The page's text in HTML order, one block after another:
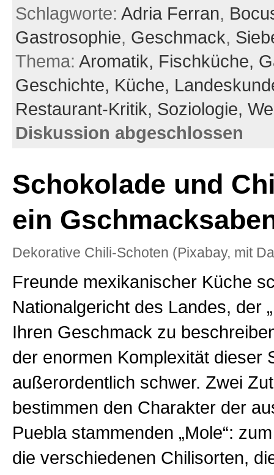
Schlagworte: Adria Ferran,
Gastrosophie, Geschmack,
Thema: Aromatik, Fischküche,
Geschichte, Küche,
Restaurant-Kritik, Soziologie,
Diskussion abgeschlossen
Schokolade und
ein
Dekorative Chili-Schoten (Pixabay, mit
Freunde mexikanischer Küche
Nationalgericht des Landes, der
Ihren Geschmack zu
der enormen Komplexität dieser
außerordentlich schwer. Zwei
bestimmen den Charakter der
Puebla stammenden „Mole“:
die verschiedenen Chilisorten,